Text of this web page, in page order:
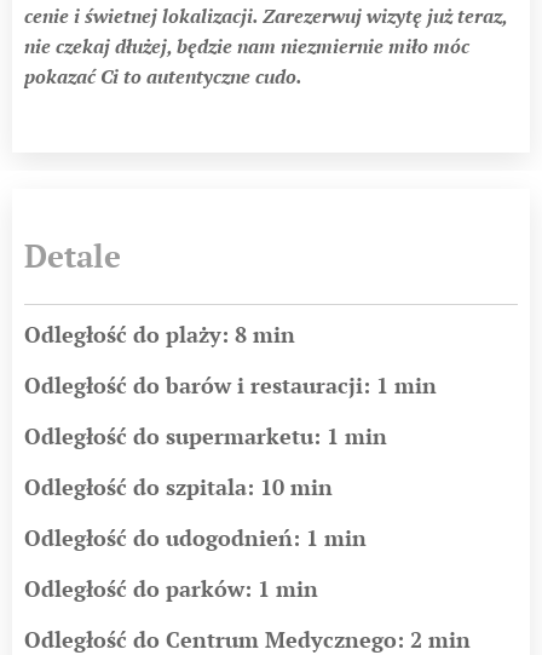
cenie i świetnej lokalizacji. Zarezerwuj wizytę już teraz,
nie czekaj dłużej, będzie nam niezmiernie miło móc
pokazać Ci to autentyczne cudo.
Detale
Odległość do plaży: 8 min
Odległość do barów i restauracji: 1 min
Odległość do supermarketu: 1 min
Odległość do szpitala: 10 min
Odległość do udogodnień: 1 min
Odległość do parków: 1 min
Odległość do Centrum Medycznego: 2 min